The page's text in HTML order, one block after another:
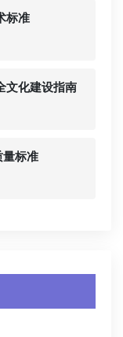
标准
化建设指南
标准